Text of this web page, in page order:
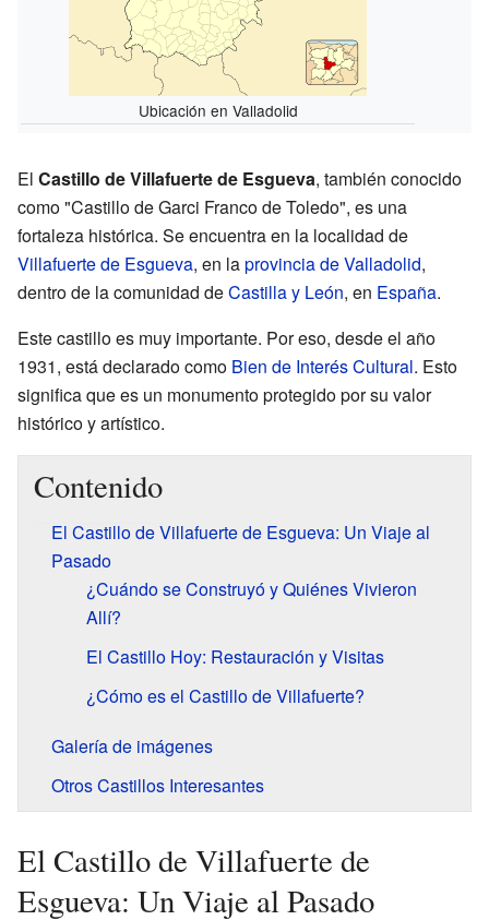
Ubicación en Valladolid
El Castillo de Villafuerte de Esgueva, también conocido
como "Castillo de Garci Franco de Toledo", es una
fortaleza histórica. Se encuentra en la localidad de
Villafuerte de Esgueva, en laprovincia de Valladolid,
dentro de la comunidad deCastilla y León, en España.
Este castillo es muy importante. Por eso, desde el año
1931, está declarado como Bien de Interés Cultural. Esto
significa que es un monumento protegido por su valor
histórico y artístico.
Contenido
El Castillo de Villafuerte de Esgueva: Un Viaje al
Pasado
¿Cuándo se Construyó y Quiénes Vivieron
Allí?
El Castillo Hoy: Restauración y Visitas
¿Cómo es el Castillo de Villafuerte?
Galería de imágenes
Otros Castillos Interesantes
El Castillo de Villafuerte de
Esgueva: Un Viaje al Pasado